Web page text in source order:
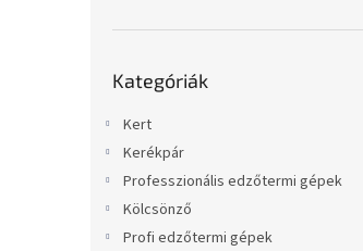
átugrása
Kategóriák
Kert
Kerékpár
Professzionális edzőtermi gépek
Kölcsönző
Profi edzőtermi gépek